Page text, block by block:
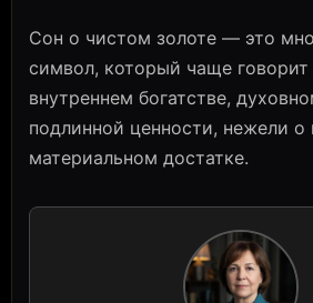
Сон о чистом золоте — это
символ, который чаще
внутреннем богатстве,
подлинной ценности, нежели о
материальном достатке.